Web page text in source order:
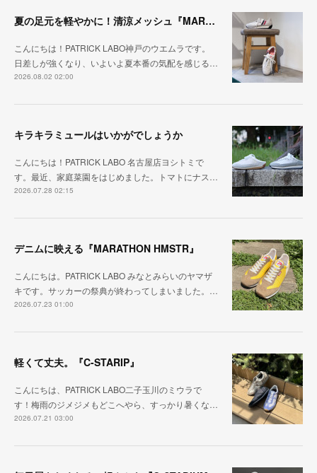
夏の足元を軽やかに！清涼メッシュ『MARATHON-ME2』
こんにちは！PATRICK LABO神戸のウエムラです。
日差しが強くなり、いよいよ夏本番の気配を感じる…
2026.08.02 02:00
キラキラミュールはいかがでしょうか
こんにちは！PATRICK LABO 名古屋店ヨシトミで
す。最近、家庭菜園をはじめました。トマトにナス…
2026.07.28 02:15
デニムに映える『MARATHON HMSTR』
こんにちは。PATRICK LABO みなとみらいのヤマザ
キです。サッカーの祭典が終わってしまいました。…
2026.07.23 01:00
軽くて丈夫。『C-STARIP』
こんにちは、PATRICK LABO二子玉川のミウラで
す！梅雨のジメジメもどこへやら、すっかり暑くな…
2026.07.21 03:00